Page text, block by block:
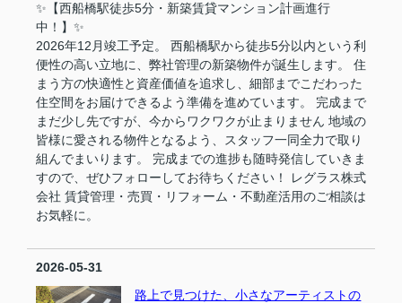
✨【西船橋駅徒歩5分・新築賃貸マンション計画進行
中！】✨
2026年12月竣工予定。 西船橋駅から徒歩5分以内という利
便性の高い立地に、弊社管理の新築物件が誕生します。 住
まう方の快適性と資産価値を追求し、細部までこだわった
住空間をお届けできるよう準備を進めています。 完成まで
まだ少し先ですが、今からワクワクが止まりません 地域の
皆様に愛される物件となるよう、スタッフ一同全力で取り
組んでまいります。 完成までの進捗も随時発信していきま
すので、ぜひフォローしてお待ちください！ レグラス株式
会社 賃貸管理・売買・リフォーム・不動産活用のご相談は
お気軽に。
2026-05-31
路上で見つけた、小さなアーティストの